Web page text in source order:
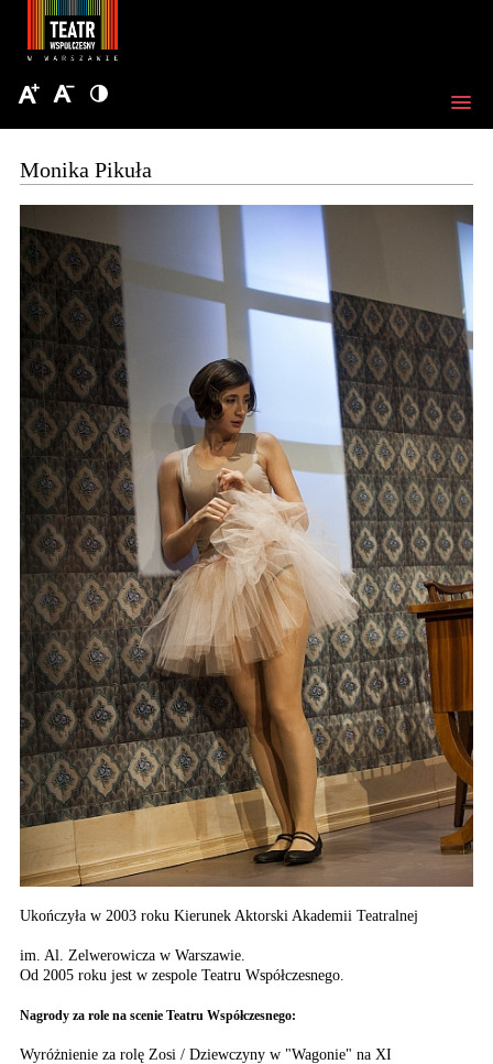
Monika Pikuła
Ukończyła w 2003 roku Kierunek Aktorski Akademii Teatralnej
im. Al. Zelwerowicza w Warszawie.
Od 2005 roku jest w zespole Teatru Współczesnego.
Nagrody za role na scenie Teatru Współczesnego:
Wyróżnienie za rolę Zosi / Dziewczyny w "Wagonie" na XI